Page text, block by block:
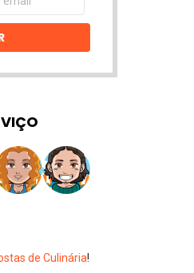
de Culinária!